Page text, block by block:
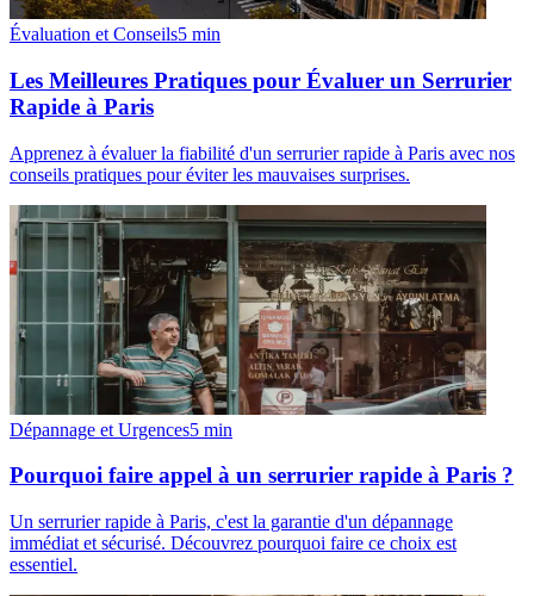
Évaluation et Conseils5 min
Les Meilleures Pratiques pour Évaluer un Serrurier
Rapide à Paris
Apprenez à évaluer la fiabilité d'un serrurier rapide à Paris avec nos
conseils pratiques pour éviter les mauvaises surprises.
Dépannage et Urgences5 min
Pourquoi faire appel à un serrurier rapide à Paris ?
Un serrurier rapide à Paris, c'est la garantie d'un dépannage
immédiat et sécurisé. Découvrez pourquoi faire ce choix est
essentiel.